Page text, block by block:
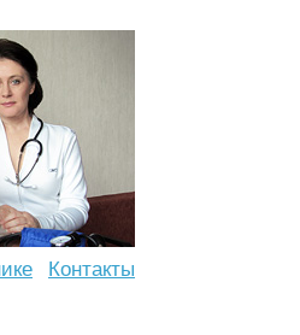
Контакты